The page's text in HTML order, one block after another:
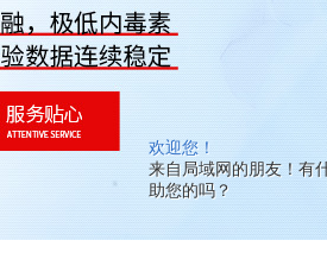
欢迎您！
来自局域网的朋友！有
助您的吗？